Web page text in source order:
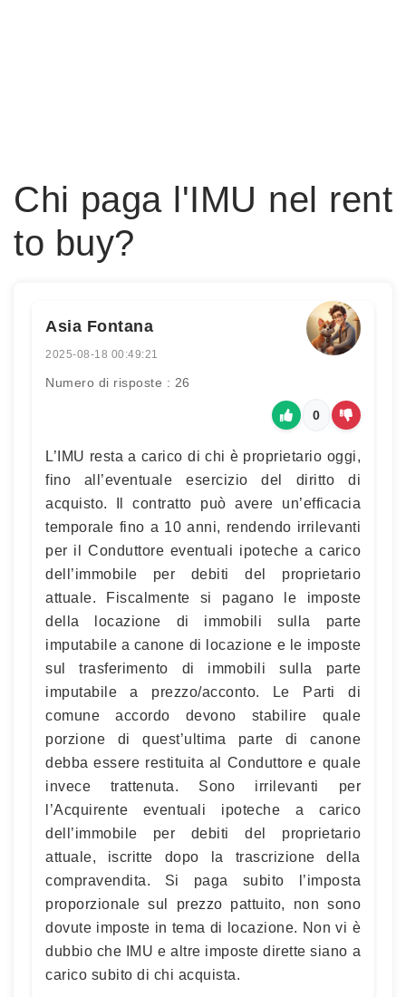
Chi paga l'IMU nel rent
to buy?
Asia Fontana
2025-08-18 00:49:21
Numero di risposte : 26
0
L’IMU resta a carico di chi è proprietario oggi,
fino all’eventuale esercizio del diritto di
acquisto. Il contratto può avere un’efficacia
temporale fino a 10 anni, rendendo irrilevanti
per il Conduttore eventuali ipoteche a carico
dell’immobile per debiti del proprietario
attuale. Fiscalmente si pagano le imposte
della locazione di immobili sulla parte
imputabile a canone di locazione e le imposte
sul trasferimento di immobili sulla parte
imputabile a prezzo/acconto. Le Parti di
comune accordo devono stabilire quale
porzione di quest’ultima parte di canone
debba essere restituita al Conduttore e quale
invece trattenuta. Sono irrilevanti per
l’Acquirente eventuali ipoteche a carico
dell’immobile per debiti del proprietario
attuale, iscritte dopo la trascrizione della
compravendita. Si paga subito l’imposta
proporzionale sul prezzo pattuito, non sono
dovute imposte in tema di locazione. Non vi è
dubbio che IMU e altre imposte dirette siano a
carico subito di chi acquista.